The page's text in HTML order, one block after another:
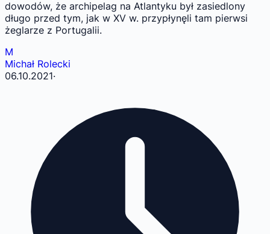
dowodów, że archipelag na Atlantyku był zasiedlony
długo przed tym, jak w XV w. przypłynęli tam pierwsi
żeglarze z Portugalii.
M
Michał Rolecki
06.10.2021·